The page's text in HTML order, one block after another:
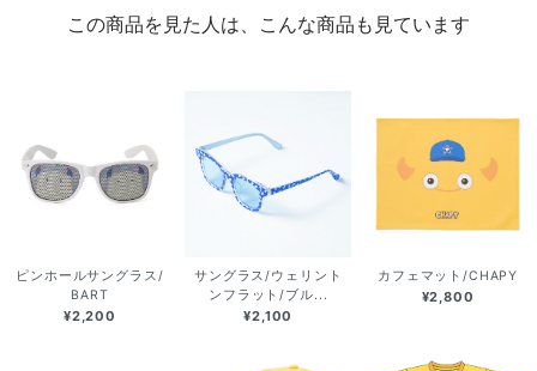
この商品を見た人は、こんな商品も見ています
ピンホールサングラス/
BART
¥2,200
サングラス/ウェリント
ンフラット/ブル...
¥2,100
カフェマット/CHAPY
¥2,800